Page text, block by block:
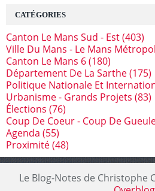
CATÉGORIES
Canton Le Mans Sud - Est(403)
Ville Du Mans - Le Mans
Canton Le Mans 6(180)
Département De La Sarthe(175)
Politique Nationale Et
Urbanisme - Grands Projets (83)
Élections (76)
Coup De Coeur - Coup De
Agenda (55)
Proximité(48)
Le Blog-Notes de Christophe